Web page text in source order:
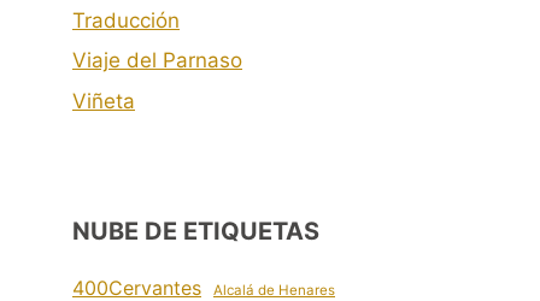
Traducción
Viaje del Parnaso
Viñeta
NUBE DE ETIQUETAS
400Cervantes Alcalá de Henares